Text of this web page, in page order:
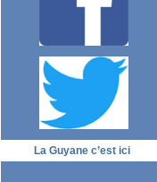
La Guyane c’est ici